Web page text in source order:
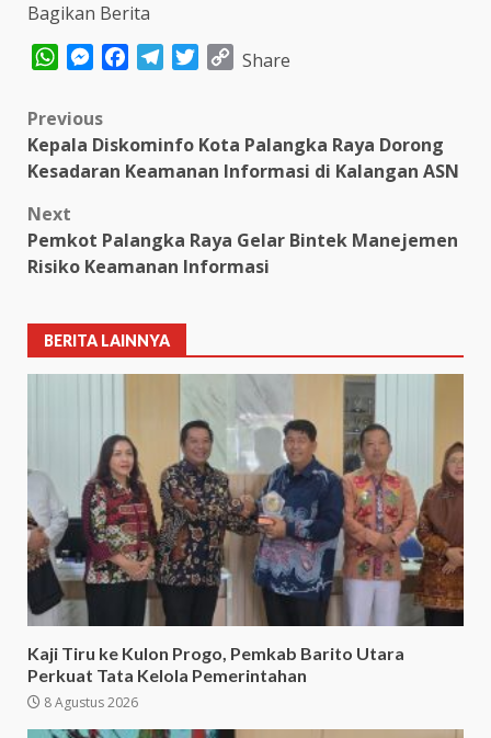
Bagikan Berita
WhatsAppMessenger
FacebookTelegram
TwitterCopy
Share
Post
navigation
Previous
Kepala Diskominfo Kota Palangka Raya Dorong
Kesadaran Keamanan Informasi di Kalangan ASN
Next
Pemkot Palangka Raya Gelar Bintek Manejemen
Risiko Keamanan Informasi
BERITA LAINNYA
Kaji Tiru ke Kulon Progo, Pemkab Barito Utara
Perkuat Tata Kelola Pemerintahan
8 Agustus 2026